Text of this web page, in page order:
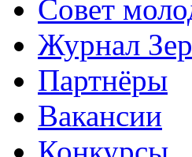
Совет
Журнал
Партнёры
Вакансии